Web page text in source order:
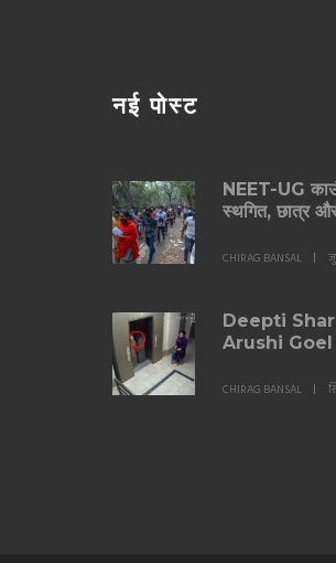
नई पोस्ट
NEET-UG
स्थगित, छात्र
CHIRAG BANSAL
Deepti
Arushi Goel
CHIRAG BANSAL